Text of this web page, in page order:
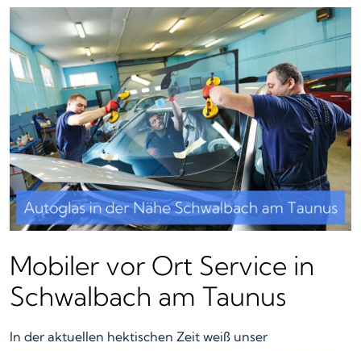
Mobiler vor Ort Service in
Schwalbach am Taunus
In der aktuellen hektischen Zeit weiß unser